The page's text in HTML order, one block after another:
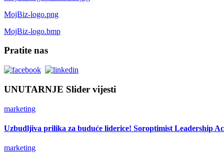
MojBiz-logo.png
MojBiz-logo.bmp
Pratite nas
UNUTARNJE Slider vijesti
marketing
Uzbudljiva prilika za buduće liderice! Soroptimist Leadership
marketing